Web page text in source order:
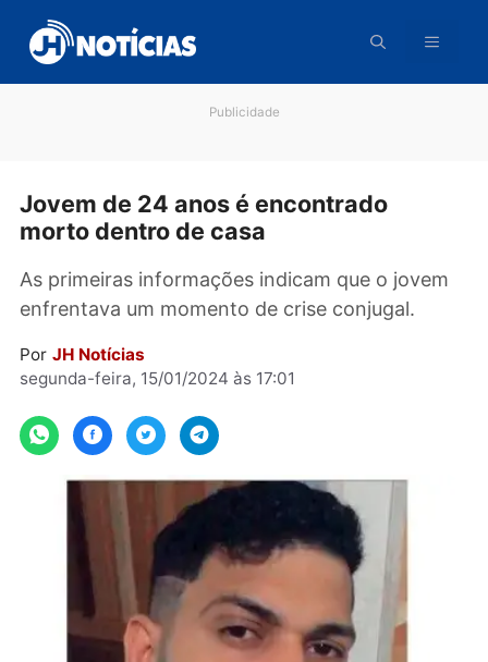
para
conteúdo
Jovem de 24 anos é encontrado
As primeiras informações indicam que o
enfrentava um momento de crise conjugal.
Por
JH Notícias
segunda-feira, 15/01/2024 às 17:01